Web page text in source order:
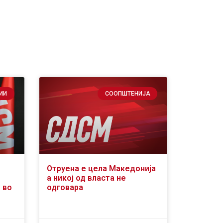
во
СООПШТЕНИЈА
Отруена е цела Македонија
а никој од власта не
одговара